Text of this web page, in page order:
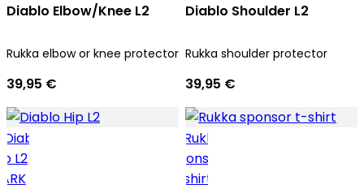
Diablo Elbow/Knee L2
Rukka elbow or knee protector
39,95 €
Diablo Shoulder L2
Rukka shoulder protector
39,95 €